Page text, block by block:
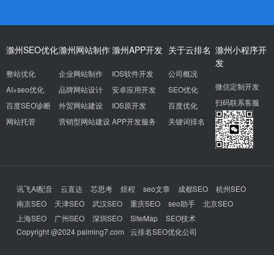
滁州SEO优化
整站优化
AI+seo优化
百度SEO诊断
网站托管
滁州网站制作
企业网站制作
品牌网站设计
外贸网站建设
营销型网站建设
滁州APP开发
IOS软件开发
安卓应用开发
IOS原开发
APP开发服务
关于云排名
公司概况
SEO优化
百度优化
关键词排名
滁州小程序开
发
微信定制开发
扫码联系客服
讯飞AI配音 云直达 芯思考 煜程 seo文章 成都SEO
杭州SEO
南京SEO
天津SEO 武汉SEO 重庆SEO seo助手
北京SEO
上海SEO
广州SEO 深圳SEO SiteMap
SEO技术
Copyright @2024 paiming7.com
云排名SEO优化公司